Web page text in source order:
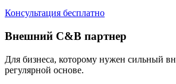
Консультация бесплатно
Внешний C&B партнер
Для бизнеса, которому нужен сильный
регулярной основе.